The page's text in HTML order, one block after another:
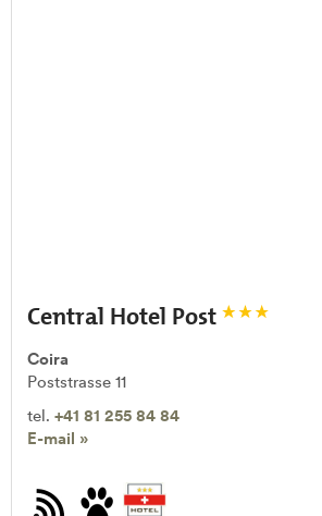
Central Hotel Post
Coira
Poststrasse 11
tel. +41 81 255 84 84
E-mail »